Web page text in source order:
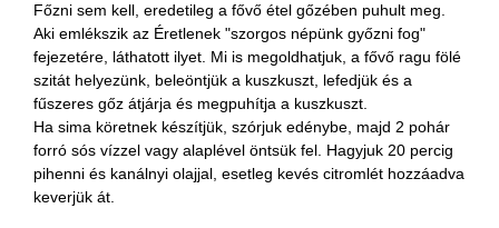
Főzni sem kell, eredetileg a fővő étel gőzében puhult meg.
Aki emlékszik az Éretlenek "szorgos népünk győzni fog"
fejezetére, láthatott ilyet. Mi is megoldhatjuk, a fővő ragu fölé
szitát helyezünk, beleöntjük a kuszkuszt, lefedjük és a
fűszeres gőz átjárja és megpuhítja a kuszkuszt.
Ha sima köretnek készítjük, szórjuk edénybe, majd 2 pohár
forró sós vízzel vagy alaplével öntsük fel. Hagyjuk 20 percig
pihenni és kanálnyi olajjal, esetleg kevés citromlét hozzáadva
keverjük át.